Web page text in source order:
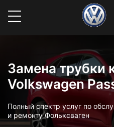
Замена трубки
Volkswagen
Полный спектр услуг по
и ремонту Фольксваген